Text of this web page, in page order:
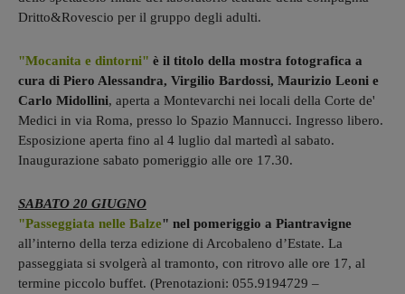
Dritto&Rovescio per il gruppo degli adulti.
"Mocanita e dintorni" è il titolo della mostra fotografica a
cura di Piero Alessandra, Virgilio Bardossi, Maurizio Leoni e
Carlo Midollini, aperta a Montevarchi nei locali della Corte de'
Medici in via Roma, presso lo Spazio Mannucci. Ingresso libero.
Esposizione aperta fino al 4 luglio dal martedì al sabato.
Inaugurazione sabato pomeriggio alle ore 17.30.
SABATO 20 GIUGNO
"Passeggiata nelle Balze" nel pomeriggio a Piantravigne
all’interno della terza edizione di Arcobaleno d’Estate. La
passeggiata si svolgerà al tramonto, con ritrovo alle ore 17, al
termine piccolo buffet. (Prenotazioni: 055.9194729 –